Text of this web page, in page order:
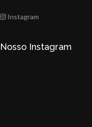
Instagram
Nosso Instagram